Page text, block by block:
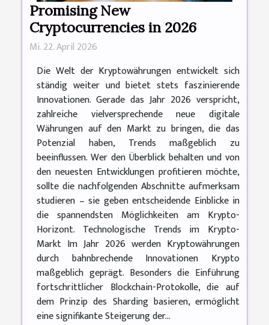
Promising New
Cryptocurrencies in 2026
Mi. 22. April 2026
Die Welt der Kryptowährungen entwickelt sich
ständig weiter und bietet stets faszinierende
Innovationen. Gerade das Jahr 2026 verspricht,
zahlreiche vielversprechende neue digitale
Währungen auf den Markt zu bringen, die das
Potenzial haben, Trends maßgeblich zu
beeinflussen. Wer den Überblick behalten und von
den neuesten Entwicklungen profitieren möchte,
sollte die nachfolgenden Abschnitte aufmerksam
studieren – sie geben entscheidende Einblicke in
die spannendsten Möglichkeiten am Krypto-
Horizont. Technologische Trends im Krypto-
Markt Im Jahr 2026 werden Kryptowährungen
durch bahnbrechende Innovationen Krypto
maßgeblich geprägt. Besonders die Einführung
fortschrittlicher Blockchain-Protokolle, die auf
dem Prinzip des Sharding basieren, ermöglicht
eine signifikante Steigerung der...